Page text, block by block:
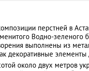
перстней в
Водно-зеленого
выполнены из
декоративные
около двух метров